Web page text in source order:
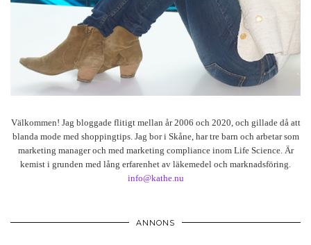
Välkommen! Jag bloggade flitigt mellan år 2006 och 2020, och gillade då att
blanda mode med shoppingtips. Jag bor i Skåne, har tre barn och arbetar som
marketing manager och med marketing compliance inom Life Science. Är
kemist i grunden med lång erfarenhet av läkemedel och marknadsföring.
info@kathe.nu
ANNONS